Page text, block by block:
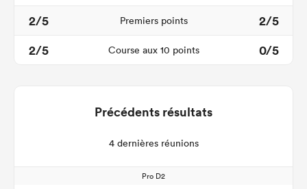
2/5
Premiers points
2/5
2/5
Course aux 10 points 0/5
Précédents résultats
4 dernières réunions
Pro D2